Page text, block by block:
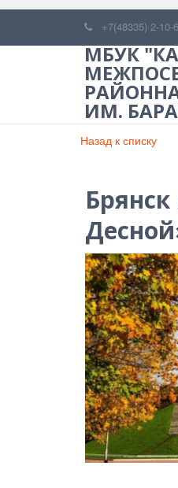
+7(48335) 2-10-
МБУК
ИМ.
Назад к списку